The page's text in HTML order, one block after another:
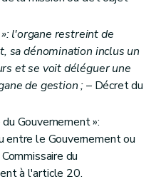
l'organe restreint de
sa dénomination inclus un
et se voit déléguer une
de gestion ;– Décret du
Gouvernement »:
entre le Gouvernement ou
du
à l'article 20.